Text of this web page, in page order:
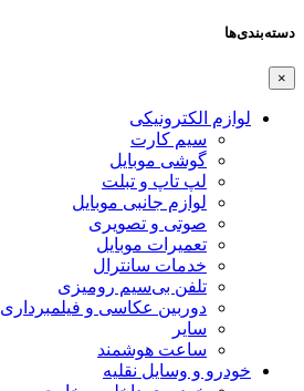
دسته‌بندی‌ها
×
لوازم الکترونیکی
سیم کارت
گوشی موبایل
لپ تاپ و تبلت
لوازم جانبی موبایل
صوتی و تصویری
تعمیرات موبایل
خدمات سانترال
تلفن بی‌سیم رومیزی
دوربین عکاسی و فیلمبرداری
سایر
ساعت هوشمند
خودرو و وسایل نقلیه